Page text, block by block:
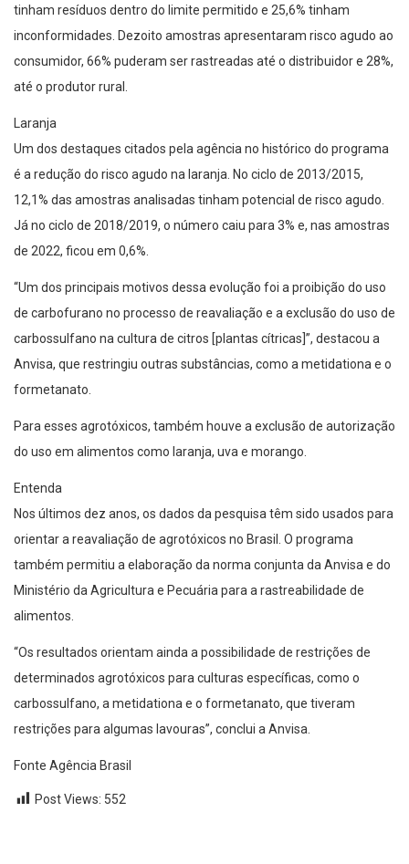
tinham resíduos dentro do limite permitido e 25,6% tinham
inconformidades. Dezoito amostras apresentaram risco agudo ao
consumidor, 66% puderam ser rastreadas até o distribuidor e 28%,
até o produtor rural.
Laranja
Um dos destaques citados pela agência no histórico do programa
é a redução do risco agudo na laranja. No ciclo de 2013/2015,
12,1% das amostras analisadas tinham potencial de risco agudo.
Já no ciclo de 2018/2019, o número caiu para 3% e, nas amostras
de 2022, ficou em 0,6%.
“Um dos principais motivos dessa evolução foi a proibição do uso
de carbofurano no processo de reavaliação e a exclusão do uso de
carbossulfano na cultura de citros [plantas cítricas]”, destacou a
Anvisa, que restringiu outras substâncias, como a metidationa e o
formetanato.
Para esses agrotóxicos, também houve a exclusão de autorização
do uso em alimentos como laranja, uva e morango.
Entenda
Nos últimos dez anos, os dados da pesquisa têm sido usados para
orientar a reavaliação de agrotóxicos no Brasil. O programa
também permitiu a elaboração da norma conjunta da Anvisa e do
Ministério da Agricultura e Pecuária para a rastreabilidade de
alimentos.
“Os resultados orientam ainda a possibilidade de restrições de
determinados agrotóxicos para culturas específicas, como o
carbossulfano, a metidationa e o formetanato, que tiveram
restrições para algumas lavouras”, conclui a Anvisa.
Fonte Agência Brasil
Post Views: 552